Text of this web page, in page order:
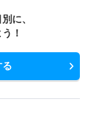
に、
！
る